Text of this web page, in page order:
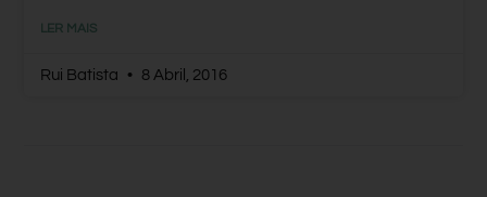
LER MAIS
Rui Batista 8 Abril, 2016